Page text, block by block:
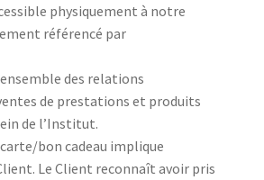
physiquement à notre
référencé par
des relations
de prestations et produits
de l’Institut.
bon cadeau implique
Le Client reconnaît avoir pris